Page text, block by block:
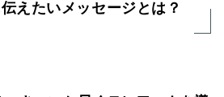
えたいメッセージとは？